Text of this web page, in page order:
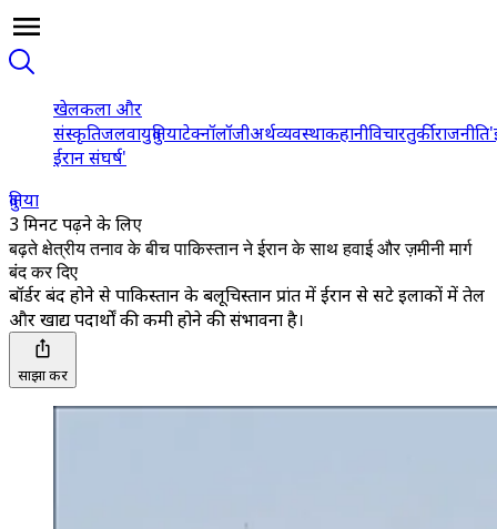
खेलकला और
संस्कृतिजलवायुदुनियाटेक्नॉलॉजीअर्थव्यवस्थाकहानीविचारतुर्कीराजनीति
ईरान संघर्ष'
दुनिया
3 मिनट पढ़ने के लिए
बढ़ते क्षेत्रीय तनाव के बीच पाकिस्तान ने ईरान के साथ हवाई और ज़मीनी मार्ग
बंद कर दिए
बॉर्डर बंद होने से पाकिस्तान के बलूचिस्तान प्रांत में ईरान से सटे इलाकों में तेल
और खाद्य पदार्थों की कमी होने की संभावना है।
साझा करें